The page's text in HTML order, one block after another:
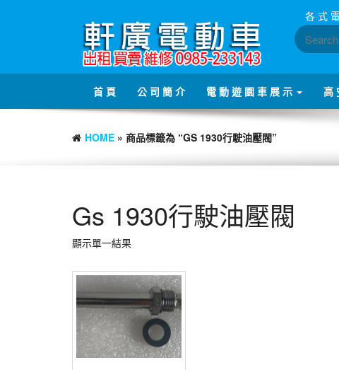
各 式
首 頁 公 司 簡 介 電 動 遊 園 車 展 示 高
HOME » 商品標籤為 “GS 1930行駛油壓閥”
Gs 1930行駛油壓閥
顯示單一結果